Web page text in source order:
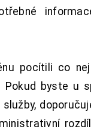
pocítili co
Pokud byste u